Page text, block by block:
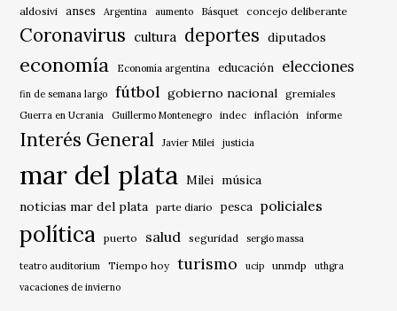
aldosivi anses Argentina aumento Básquet concejo deliberante
Coronavirus cultura deportes diputados
economía Economía argentina educación elecciones
fin de semana largo fútbol gobierno nacional gremiales
Guerra en Ucrania Guillermo Montenegro indec inflación informe
Interés General Javier Milei justicia
mar del plata Milei música
noticias mar del plata
parte diario pesca policiales
política puerto salud seguridad sergio massa
teatro auditorium Tiempo hoy turismo ucip unmdp
uthgra
vacaciones de invierno